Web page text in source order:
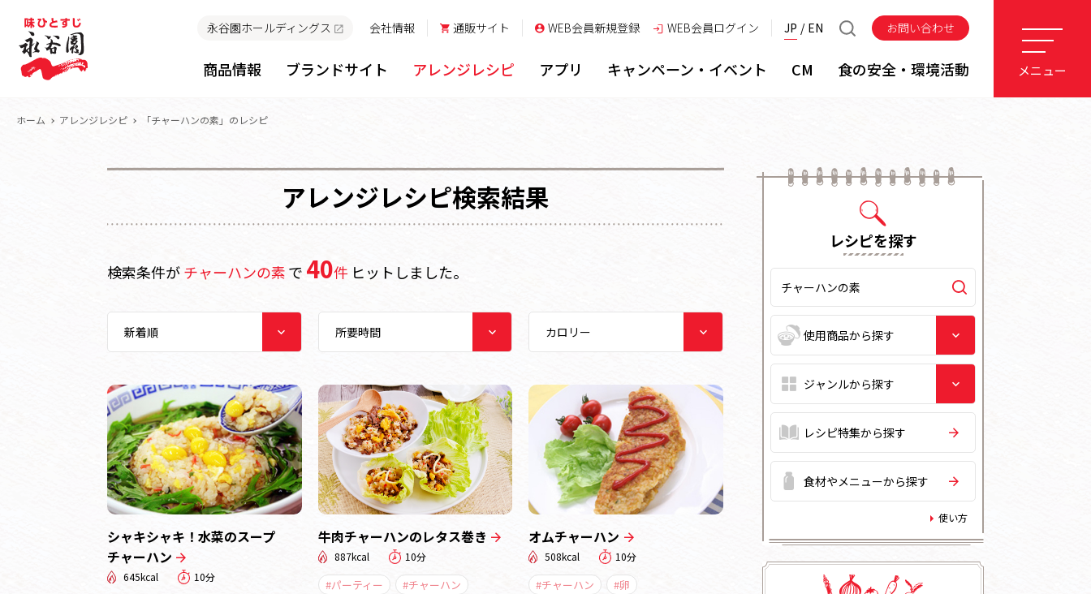
永谷園ホールディングス 会社情報 通販サイト WEB会員新規登録 WEB会員ログイン JP EN お問い合わせ
商品情報 ブランドサイト アレンジレシピ アプリ キャンペーン・イベント CM 食の安全・環境活動 メニュー
ホーム アレンジレシピ 「チャーハンの素」のレシピ
アレンジレシピ検索結果
検索条件がチャーハンの素で 40件 ヒットしました。
シャキシャキ！水菜のスープ
チャーハン
645kcal 10分
牛肉チャーハンのレタス巻き
887kcal 10分
#パーティー #チャーハン
オムチャーハン
508kcal 10分
#チャーハン #卵
レシピを探す
レシピ特集から探す
食材やメニューから探す
使い方